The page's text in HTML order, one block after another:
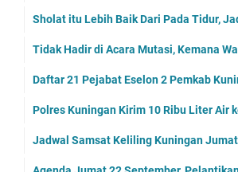
Sholat itu Lebih Baik Dari Pada Tidur,
Tidak Hadir di Acara Mutasi, Kemana
Daftar 21 Pejabat Eselon 2 Pemkab
Polres Kuningan Kirim 10 Ribu Liter Air
Jadwal Samsat Keliling Kuningan